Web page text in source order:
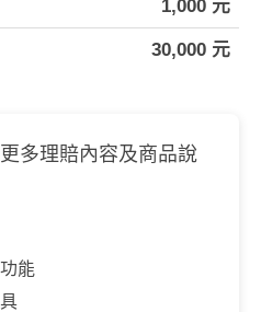
1,000 元
30,000 元
多理賠內容及商品說
能